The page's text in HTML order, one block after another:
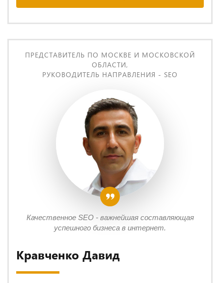
ПРЕДСТАВИТЕЛЬ ПО МОСКВЕ И МОСКОВСКОЙ
ОБЛАСТИ,
РУКОВОДИТЕЛЬ НАПРАВЛЕНИЯ - SEO
Кравченко Давид
Качественное SEO - важнейшая составляющая
успешного бизнеса в интернет.